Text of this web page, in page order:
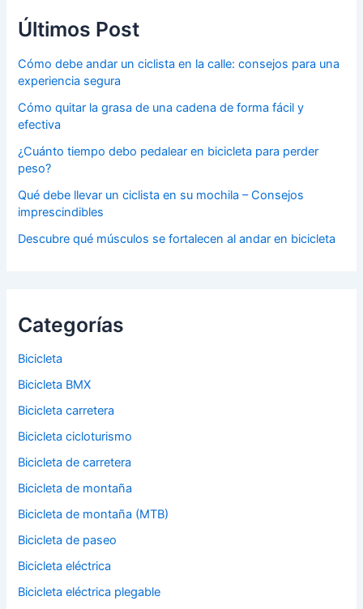
Últimos Post
Cómo debe andar un ciclista en la calle: consejos para una
experiencia segura
Cómo quitar la grasa de una cadena de forma fácil y
efectiva
¿Cuánto tiempo debo pedalear en bicicleta para perder
peso?
Qué debe llevar un ciclista en su mochila – Consejos
imprescindibles
Descubre qué músculos se fortalecen al andar en bicicleta
Categorías
Bicicleta
Bicicleta BMX
Bicicleta carretera
Bicicleta cicloturismo
Bicicleta de carretera
Bicicleta de montaña
Bicicleta de montaña (MTB)
Bicicleta de paseo
Bicicleta eléctrica
Bicicleta eléctrica plegable